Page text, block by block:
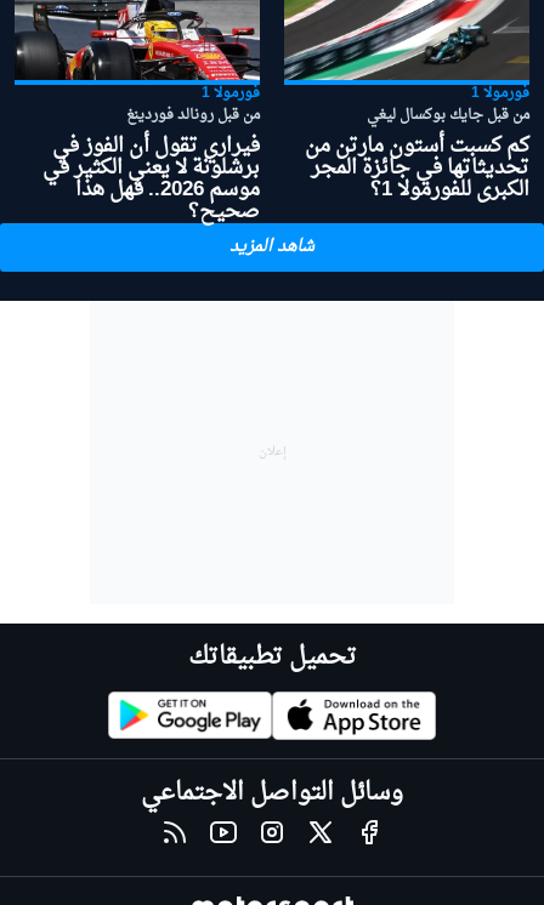
فورمولا 1
من قبل جايك بوكسال ليغي
كم كسبت أستون مارتن من
تحديثاتها في جائزة المجر
الكبرى للفورمولا 1؟
فورمولا 1
من قبل رونالد فوردينغ
فيراري تقول أن الفوز في
برشلونة لا يعني الكثير في
موسم 2026.. فهل هذا
صحيح؟
شاهد المزيد
تحميل تطبيقاتك
وسائل التواصل الاجتماعي